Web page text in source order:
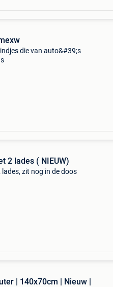
die van auto&#39;s
2 lades ( NIEUW)
zit nog in de doos
| 140x70cm | Nieuw |